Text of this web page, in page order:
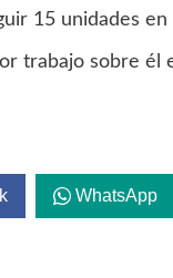
15 unidades
trabajo sobre él
WhatsApp